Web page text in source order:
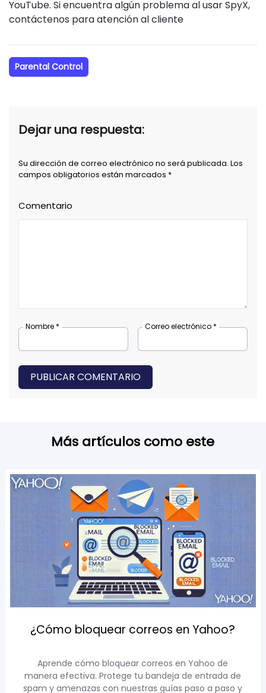
YouTube. Si encuentra algún problema al usar SpyX,
contáctenos para atención al cliente
Parental Control
Dejar una respuesta:
Su dirección de correo electrónico no será publicada. Los
campos obligatorios están marcados *
Comentario
Nombre * Correo electrónico *
PUBLICAR COMENTARIO
Más artículos como este
¿Cómo bloquear correos en Yahoo?
Aprende cómo bloquear correos en Yahoo de
manera efectiva. Protege tu bandeja de entrada de
spam y amenazas con nuestras guías paso a paso y